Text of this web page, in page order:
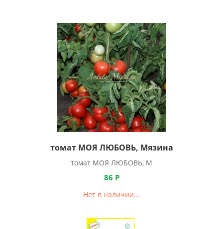
томат МОЯ ЛЮБОВЬ, Мязина
томат МОЯ ЛЮБОВЬ, М
86 Р
Нет в наличии...